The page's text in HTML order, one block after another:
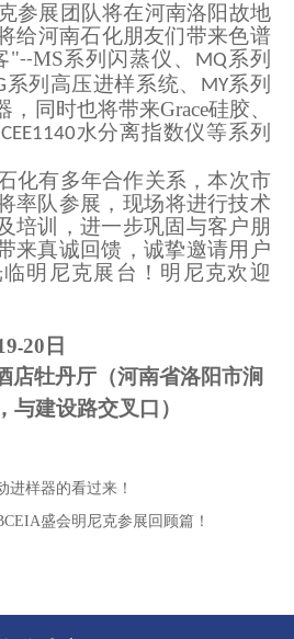
参展团队将在河南洛阳故地
给河南石化朋友们带来色谱
"--MS系列闪蒸仪、 MQ系列
系列高压进样系统、 MY系列
， 同时也将带来Grace硅胶、
水分离指数仪等系列
化有多年合作关系，本次市
率队参展， 现场将进行技术
培训，进一步巩固与客户朋
来真诚回馈，诚挚邀请用户
明尼克展台！ 明尼克欢迎
-20日
店牡丹厅 （河南省洛阳市涧
，与建设路交叉口 ）
进样器的看过来！
盛会明尼克参展回顾篇！